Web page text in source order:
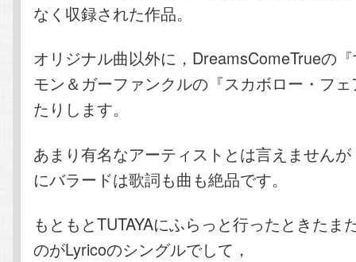
なく収録された作品。
オリジナル曲以外に，DreamsComeTrueの
モン＆ガーファンクルの『スカボロー・フ
たりします。
あまり有名なアーティストとは言えません
にバラードは歌詞も曲も絶品です。
もともとTUTAYAにふらっと行ったときたま
のがLyricoのシングルでして，